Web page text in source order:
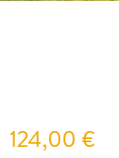
124,00 €